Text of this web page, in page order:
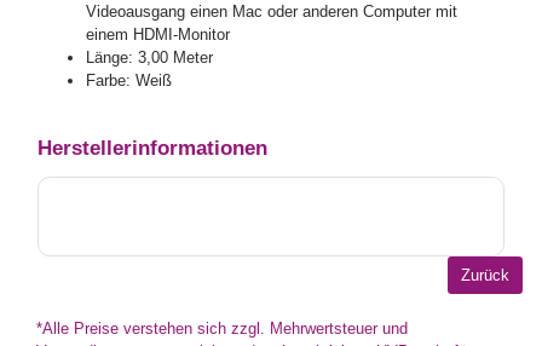
Videoausgang einen Mac oder anderen Computer mit
einem HDMI-Monitor
Länge: 3,00 Meter
Farbe: Weiß
Herstellerinformationen
*Alle Preise verstehen sich zzgl. Mehrwertsteuer und